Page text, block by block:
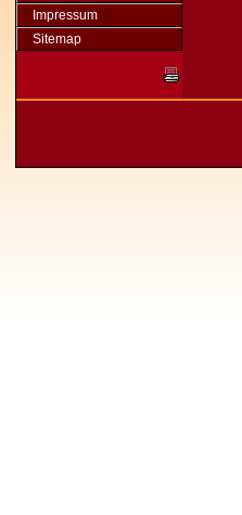
Impressum
Sitemap